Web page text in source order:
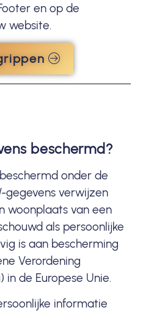
en op de
website.
beschermd?
onder de
gegevens verwijzen
woonplaats van een
als persoonlijke
is aan bescherming
Verordening
in de Europese Unie.
informatie